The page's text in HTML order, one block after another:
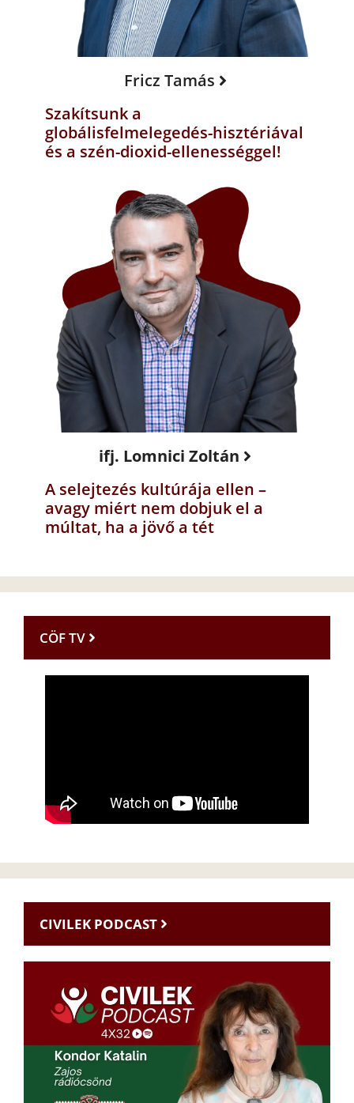
Fricz Tamás
Szakítsunk a
globálisfelmelegedés-hisztériával
és a szén-dioxid-ellenességgel!
ifj. Lomnici Zoltán
A selejtezés kultúrája ellen –
avagy miért nem dobjuk el a
múltat, ha a jövő a tét
CÖF TV
CIVILEK PODCAST